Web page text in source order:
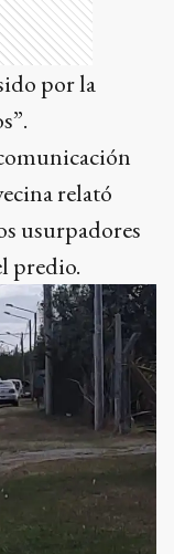
por la
relató
usurpadores
predio.